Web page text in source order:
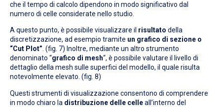
che il tempo di calcolo dipendono in modo significativo dal
numero di celle considerate nello studio.
A questo punto, è possibile visualizzare il risultato della
discretizzazione, ad esempio tramite un grafico di sezione o
“Cut Plot”. (fig. 7) Inoltre, mediante un altro strumento
denominato “grafico di mesh“, è possibile valutare il livello di
dettaglio della mesh sulle superfici del modello, il quale risulta
notevolmente elevato. (fig. 8)
Questi strumenti di visualizzazione consentono di comprendere
in modo chiaro la distribuzione delle celleall’interno del